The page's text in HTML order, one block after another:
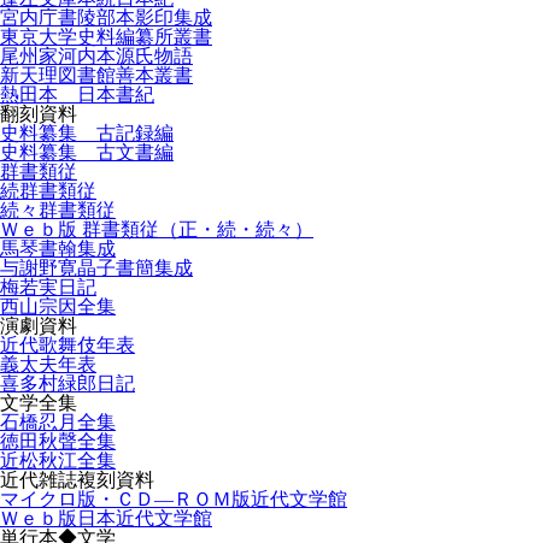
宮内庁書陵部本影印集成
東京大学史料編纂所叢書
尾州家河内本源氏物語
新天理図書館善本叢書
熱田本 日本書紀
翻刻資料
史料纂集 古記録編
史料纂集 古文書編
群書類従
続群書類従
続々群書類従
Ｗｅｂ版 群書類従（正・続・続々）
馬琴書翰集成
与謝野寛晶子書簡集成
梅若実日記
西山宗因全集
演劇資料
近代歌舞伎年表
義太夫年表
喜多村緑郎日記
文学全集
石橋忍月全集
徳田秋聲全集
近松秋江全集
近代雑誌複刻資料
マイクロ版・ＣＤ―ＲＯＭ版近代文学館
Ｗｅｂ版日本近代文学館
単行本◆文学